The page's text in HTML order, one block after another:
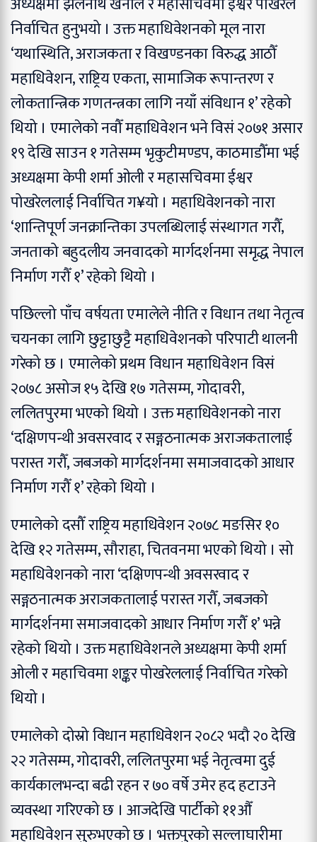
निर्वाचित हुनुभयो । उक्त महाधिवेशनको मूल नारा
‘यथास्थिति, अराजकता र विखण्डनका विरुद्ध आठौँ
महाधिवेशन, राष्ट्रिय एकता, सामाजिक रूपान्तरण र
लोकतान्त्रिक गणतन्त्रका लागि नयाँ संविधान १’ रहेको
थियो । एमालेको नवौँ महाधिवेशन भने विसं २०७१ असार
१९ देखि साउन १ गतेसम्म भृकुटीमण्डप, काठमाडौँमा भई
अध्यक्षमा केपी शर्मा ओली र महासचिवमा ईश्वर
पोखरेललाई निर्वाचित ग¥यो । महाधिवेशनको नारा
‘शान्तिपूर्ण जनक्रान्तिका उपलब्धिलाई संस्थागत गरौँ,
जनताको बहुदलीय जनवादको मार्गदर्शनमा समृद्ध नेपाल
निर्माण गरौँ १’ रहेको थियो ।
पछिल्लो पाँच वर्षयता एमालेले नीति र विधान तथा नेतृत्व
चयनका लागि छुट्टाछुट्टै महाधिवेशनको परिपाटी थालनी
गरेको छ । एमालेको प्रथम विधान महाधिवेशन विसं
२०७८ असोज १५ देखि १७ गतेसम्म, गोदावरी,
ललितपुरमा भएको थियो । उक्त महाधिवेशनको नारा
‘दक्षिणपन्थी अवसरवाद र सङ्गठनात्मक अराजकतालाई
परास्त गरौँ, जबजको मार्गदर्शनमा समाजवादको आधार
निर्माण गरौँ १’ रहेको थियो ।
एमालेको दसौँ राष्ट्रिय महाधिवेशन २०७८ मङसिर १०
देखि १२ गतेसम्म, सौराहा, चितवनमा भएको थियो । सो
महाधिवेशनको नारा ‘दक्षिणपन्थी अवसरवाद र
सङ्गठनात्मक अराजकतालाई परास्त गरौँ, जबजको
मार्गदर्शनमा समाजवादको आधार निर्माण गरौँ १’ भन्ने
रहेको थियो । उक्त महाधिवेशनले अध्यक्षमा केपी शर्मा
ओली र महाचिवमा शङ्कर पोखरेललाई निर्वाचित गरेको
थियो ।
एमालेको दोस्रो विधान महाधिवेशन २०८२ भदौ २० देखि
२२ गतेसम्म, गोदावरी, ललितपुरमा भई नेतृत्वमा दुई
कार्यकालभन्दा बढी रहन र ७० वर्षे उमेर हद हटाउने
व्यवस्था गरिएको छ । आजदेखि पार्टीको ११औँ
महाधिवेशन सुरुभएको छ । भक्तपुरको सल्लाघारीमा